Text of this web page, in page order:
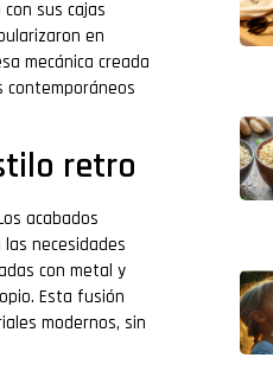
sus cajas
en
mecánica creada
contemporáneos
retro
acabados
necesidades
con metal y
Esta fusión
modernos, sin